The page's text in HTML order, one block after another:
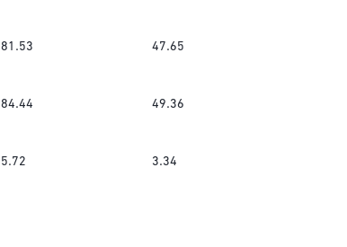
81.53 47.65
84.44 49.36
5.72 3.34